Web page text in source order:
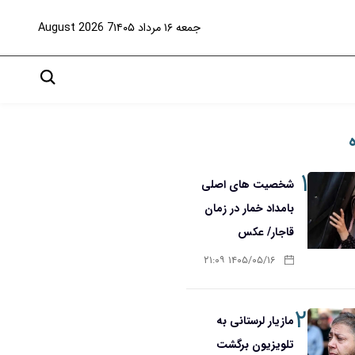
جمعه ۱۶ مرداد ۱۴۰۵ 7 August 2026
۱ شخصیت های اصلی
بامداد خمار در زمان
قاجار/ عکس
۱۴۰۵/۰۵/۱۶ ۲۱:۰۹
۲مازیار لرستانی به
تلویزیون برگشت